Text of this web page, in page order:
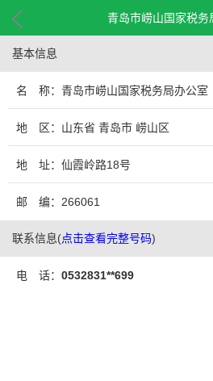
青岛市崂山国家税务
基本信息
名 称：青岛市崂山国家税务局办公室
地 区：山东省 青岛市 崂山区
地 址：仙霞岭路18号
邮 编：266061
联系信息(点击查看完整号码)
电 话： 0532831**699